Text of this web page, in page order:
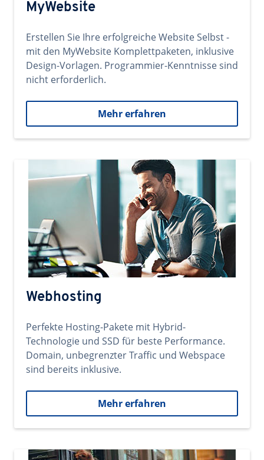
MyWebsite
Erstellen Sie Ihre erfolgreiche Website Selbst -
mit den MyWebsite Komplettpaketen, inklusive
Design-Vorlagen. Programmier-Kenntnisse sind
nicht erforderlich.
Mehr erfahren
Webhosting
Perfekte Hosting-Pakete mit Hybrid-
Technologie und SSD für beste Performance.
Domain, unbegrenzter Traffic und Webspace
sind bereits inklusive.
Mehr erfahren